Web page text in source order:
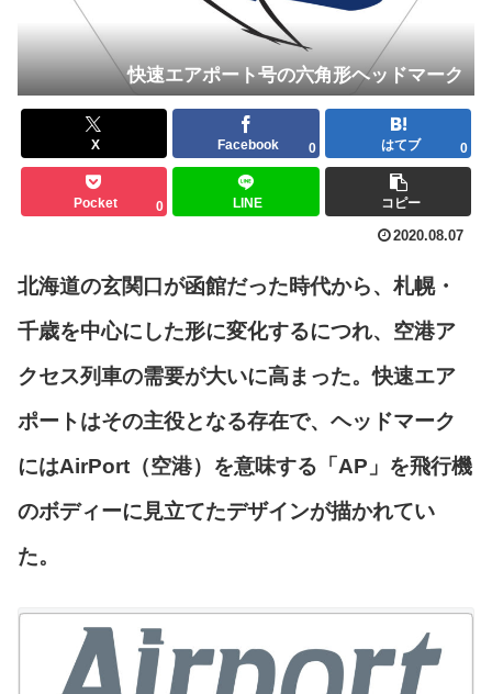
快速エアポート号の六角形ヘッドマーク
X Facebook 0 はてブ 0
Pocket 0 LINE コピー
2020.08.07
北海道の玄関口が函館だった時代から、札幌・
千歳を中心にした形に変化するにつれ、空港ア
クセス列車の需要が大いに高まった。快速エア
ポートはその主役となる存在で、ヘッドマーク
にはAirPort（空港）を意味する「AP」を飛行機
のボディーに見立てたデザインが描かれてい
た。